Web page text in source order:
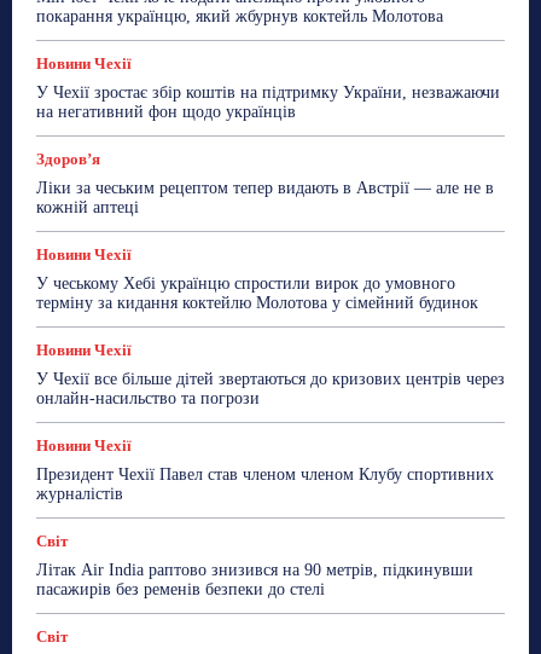
ТехноМанія Топ-новини Фоторепортаж
покарання українцю, який жбурнув коктейль Молотова
Новини Чехії
У Чехії зростає збір коштів на підтримку України, незважаючи
на негативний фон щодо українців
Здоровʼя
Ліки за чеським рецептом тепер видають в Австрії — але не в
кожній аптеці
Новини Чехії
У чеському Хебі українцю спростили вирок до умовного
терміну за кидання коктейлю Молотова у сімейний будинок
Новини Чехії
У Чехії все більше дітей звертаються до кризових центрів через
онлайн-насильство та погрози
Новини Чехії
Президент Чехії Павел став членом членом Клубу спортивних
журналістів
Світ
Літак Air India раптово знизився на 90 метрів, підкинувши
пасажирів без ременів безпеки до стелі
Світ